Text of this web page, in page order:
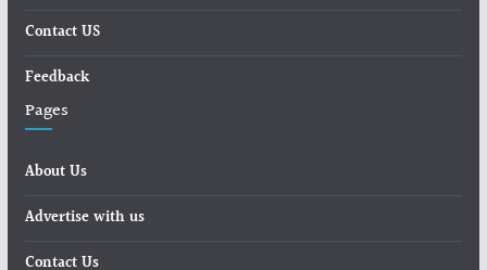
Contact US
Feedback
Pages
About Us
Advertise with us
Contact Us